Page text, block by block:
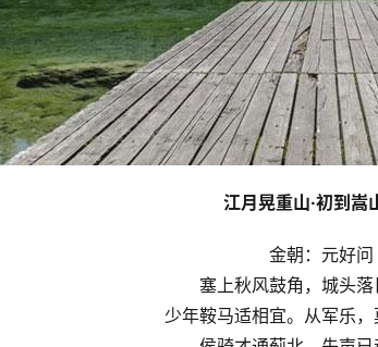
江月晃重山·初到嵩
金朝：元好问
塞上秋风鼓角，城头落
少年鞍马适相宜。从军乐，